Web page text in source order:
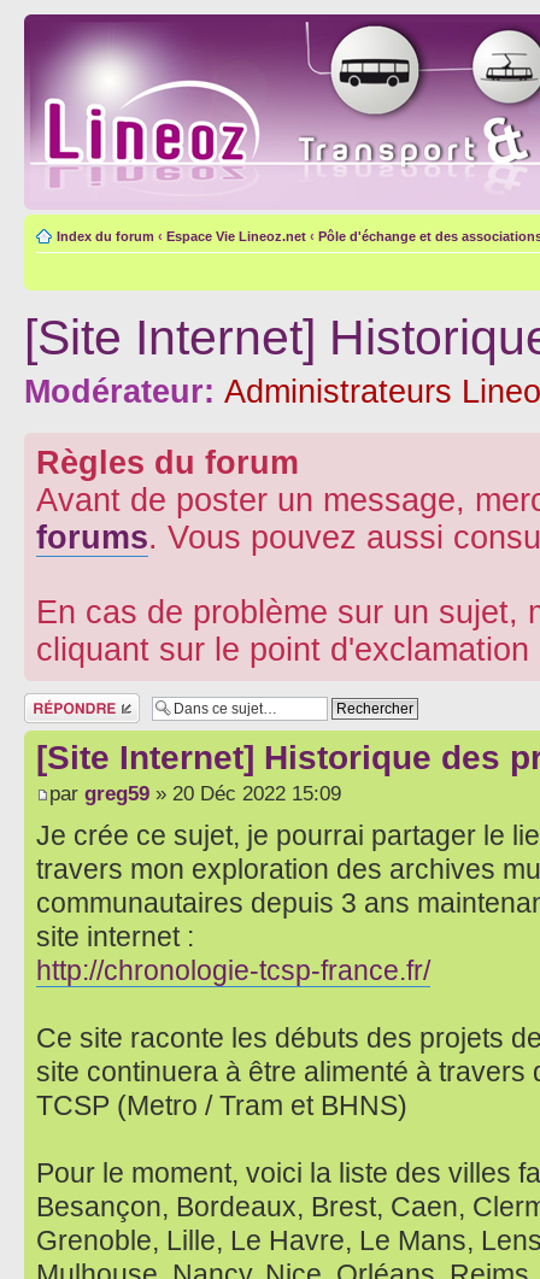
Index du forum ‹ Espace Vie Lineoz.net ‹ Pôle d'échange et des
[Site Internet]
Modérateur: Administrateurs
Règles du forum
Avant de poster un message,
forums. Vous pouvez aussi
En cas de problème sur un sujet,
cliquant sur le point
Répondre
[Site Internet] Historique des
par greg59 » 20 Déc 2022 15:09
Je crée ce sujet, je pourrai partager le
travers mon exploration des archives
communautaires depuis 3 ans
site internet :
http://chronologie-tcsp-france.fr/
Ce site raconte les débuts des projets
site continuera à être alimenté à travers
TCSP (Metro / Tram et BHNS)
Pour le moment, voici la liste des villes
Besançon, Bordeaux, Brest, Caen,
Grenoble, Lille, Le Havre, Le Mans,